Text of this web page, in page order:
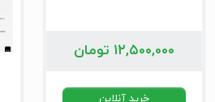
۱۲,۵۰۰,۰۰۰ تومان
خرید آنلاین